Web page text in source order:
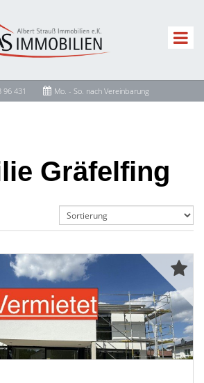
96 431 Mo. - So. nach Vereinbarung
Gräfelfing